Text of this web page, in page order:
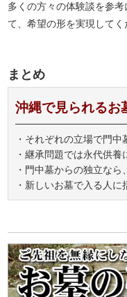
多くの方々の体験談を参
て、希望の形を実現してく
まとめ
沖縄で見られるお
・それぞれの立場で門中
・継承問題では永代供
・門中墓からの独立なら
・新しいお墓で入る人